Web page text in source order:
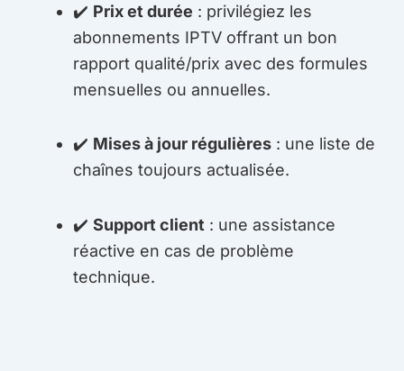
✔️ Prix et durée : privilégiez les
abonnements IPTV offrant un bon
rapport qualité/prix avec des formules
mensuelles ou annuelles.
✔️ Mises à jour régulières : une liste de
chaînes toujours actualisée.
✔️Support client : une assistance
réactive en cas de problème
technique.